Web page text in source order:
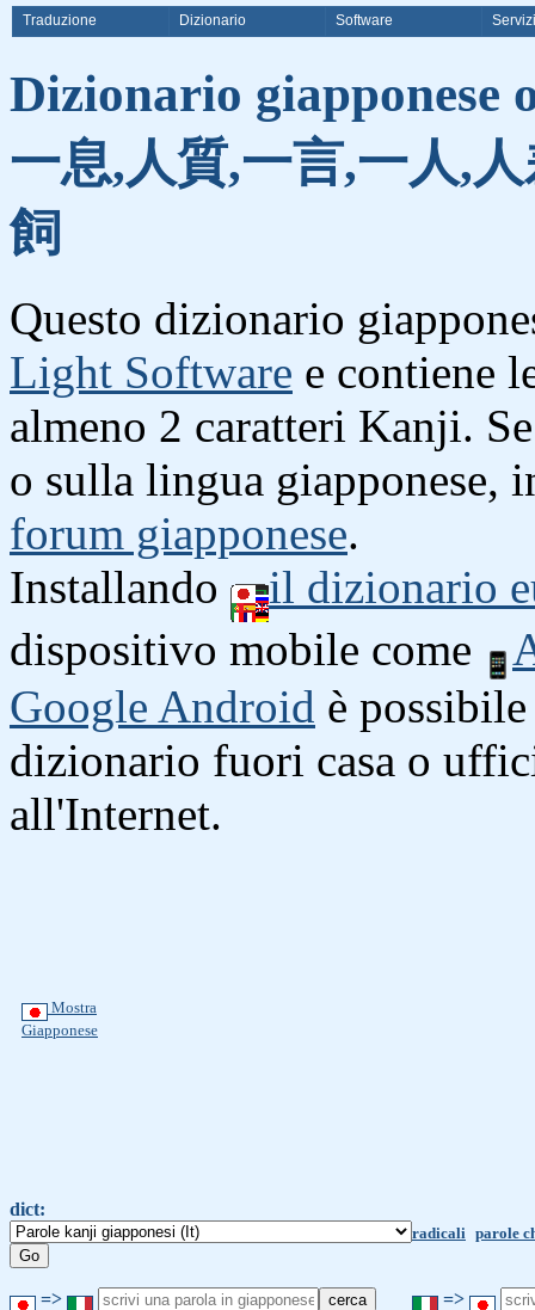
Traduzione Dizionario Software Servizi
Dizionario giapponese
一息,人質,一言,一人,
飼
Questo dizionario
Light Software e contiene
almeno 2 caratteri Kanji.
o sulla lingua giapponese,
forum giapponese.
Installando
il dizionario
dispositivo mobile come
Google Android è
dizionario fuori casa o
all'Internet.
Mostra
Giapponese
dict:
radicali parole
=> =>